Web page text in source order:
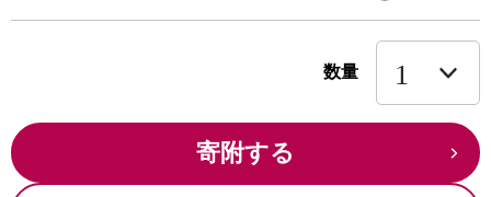
数量
寄附する